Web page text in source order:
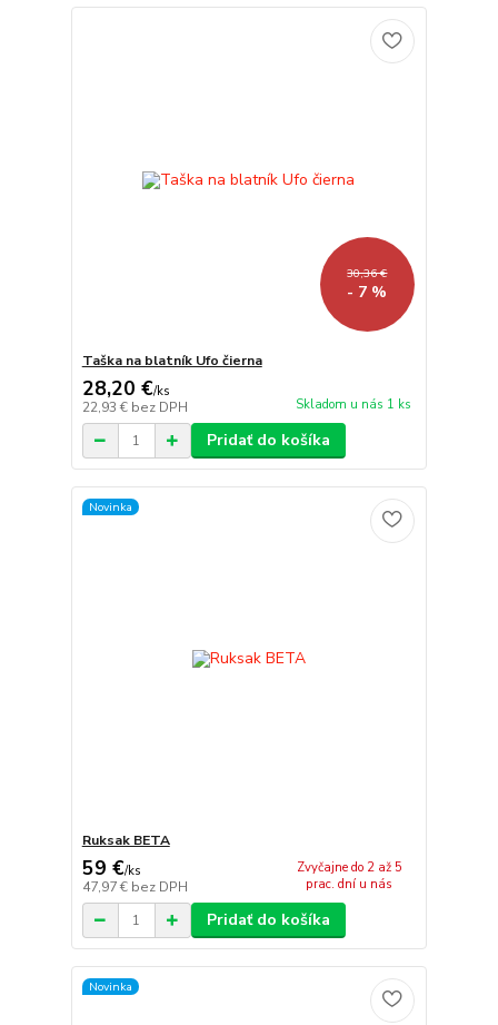
30,36 €
- 7 %
Taška na blatník Ufo čierna
28,20 €/ks
22,93 € bez DPH Skladom u nás 1 ks
Pridať do košíka
Novinka
Ruksak BETA
59 €/ks
47,97 € bez DPH
Zvyčajne do 2 až 5
prac. dní u nás
Pridať do košíka
Novinka